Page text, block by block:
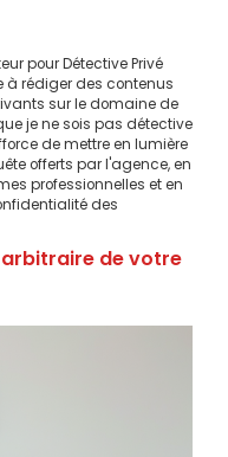
pour Détective Privé
à rédiger des contenus
sur le domaine de
je ne sois pas détective
de mettre en lumière
offerts par l'agence, en
professionnelles et en
des
de votre